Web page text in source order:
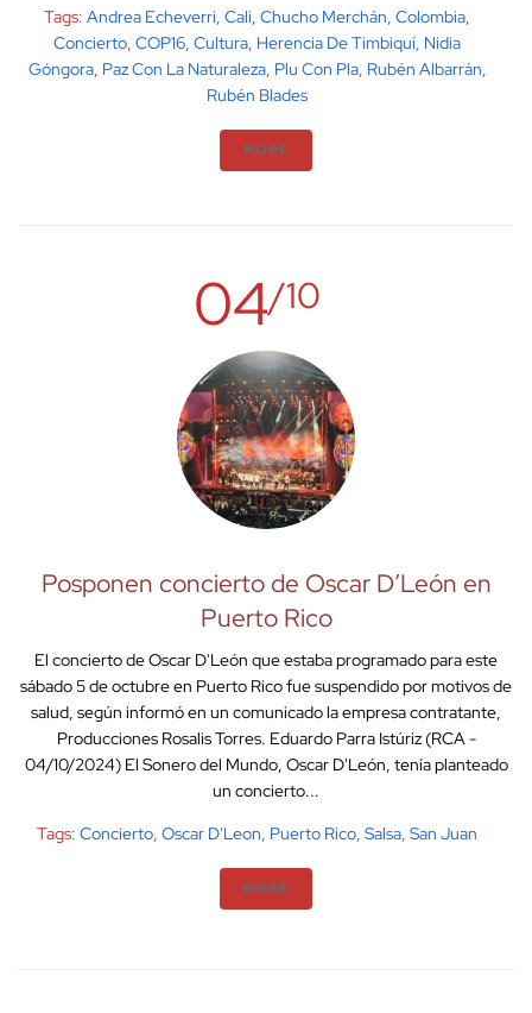
Tags: Andrea Echeverri, Cali, Chucho Merchán, Colombia,
Concierto, COP16, Cultura, Herencia De Timbiquí, Nidia
Góngora, Paz Con La Naturaleza, Plu Con Pla, Rubén Albarrán,
Rubén Blades
MORE
04/10
Posponen concierto de Oscar D’León en
Puerto Rico
El concierto de Oscar D'León que estaba programado para este
sábado 5 de octubre en Puerto Rico fue suspendido por motivos de
salud, según informó en un comunicado la empresa contratante,
Producciones Rosalis Torres. Eduardo Parra Istúriz (RCA -
04/10/2024) El Sonero del Mundo, Oscar D'León, tenía planteado
un concierto...
Tags: Concierto, Oscar D'Leon, Puerto Rico, Salsa, San Juan
MORE